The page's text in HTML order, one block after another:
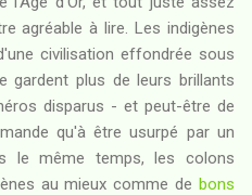
agréable à lire. Les indigènes
civilisation effondrée sous
gardent plus de leurs brillants
disparus - et peut-être de
qu'à être usurpé par un
le même temps, les colons
au mieux comme de bons